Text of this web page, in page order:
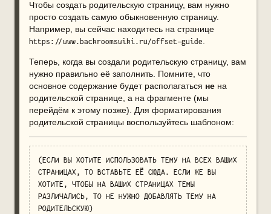
Чтобы создать родительскую страницу, вам нужно
просто создать самую обыкновенную страницу.
Например, вы сейчас находитесь на странице
https://www.backroomswiki.ru/offset-guide.
Теперь, когда вы создали родительскую страницу, вам
нужно правильно её заполнить. Помните, что
основное содержание будет располагаться не на
родительской странице, а на фрагменте (мы
перейдём к этому позже). Для форматирования
родительской страницы воспользуйтесь шаблоном:
(ЕСЛИ ВЫ ХОТИТЕ ИСПОЛЬЗОВАТЬ ТЕМУ НА ВСЕХ ВАШИХ
СТРАНИЦАХ, ТО ВСТАВЬТЕ ЕЁ СЮДА. ЕСЛИ ЖЕ ВЫ
ХОТИТЕ, ЧТОБЫ НА ВАШИХ СТРАНИЦАХ ТЕМЫ
РАЗЛИЧАЛИСЬ, ТО НЕ НУЖНО ДОБАВЛЯТЬ ТЕМУ НА
РОДИТЕЛЬСКУЮ)